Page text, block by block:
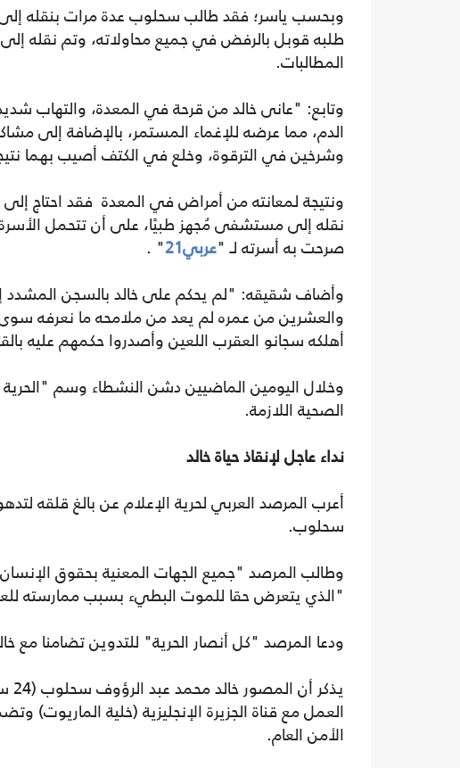
وبحسب ياسر؛ فقد طالب سحلوب عدة مرات بنقله
طلبه قوبل بالرفض في جميع محاولاته، وتم نقله إلى
المطالبات.
وتابع: "عانى خالد من قرحة في المعدة،
الدم، مما عرضه للإغماء المستمر، بالإضافة إلى
وشرخين في الترقوة، وخلع في الكتف أصيب بهما
ونتيجة لمعانته من أمراض في المعدة فقد احتاج
نقله إلى مستشفى مُجهز طبيًا، على أن تتحمل الأسرة
صرحت به أسرته لـ "عربي21
" .
وأضاف شقيقه: "لم يحكم على خالد بالسجن المشدد
والعشرين من عمره لم يعد من ملامحه ما نعرفه
أهلكه سجانو العقرب اللعين وأصدروا حكمهم عليه
وخلال اليومين الماضيين دشن النشطاء وسم "الحرية
الصحية اللازمة.
نداء عاجل لإنقاذ حياة خالد
أعرب المرصد العربي لحرية الإعلام عن بالغ قلقه
سحلوب.
وطالب المرصد "جميع الجهات المعنية بحقوق
"الذي يتعرض حقا للموت البطيء بسبب ممارسته
ودعا المرصد "كل أنصار الحرية" للتدوين تضامنا مع
العمل مع قناة الجزيرة الإنجليزية (خلية الماريوت)
الأمن العام.